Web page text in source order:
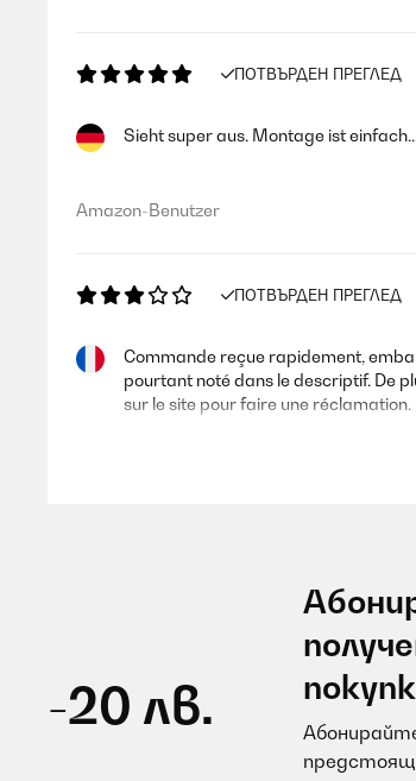
ПОТВЪРДЕН ПРЕГЛЕД
Sieht super aus. Montage ist
Amazon-Benutzer
ПОТВЪРДЕН ПРЕГЛЕД
Commande reçue rapidement,
pourtant noté dans le descriptif. De
sur le site pour faire une réclamation.
J’ai dû changé ma hotte car elle
Utilisateur d'Amazon
ПОТВЪРДЕН ПРЕГЛЕД
-20 лв.